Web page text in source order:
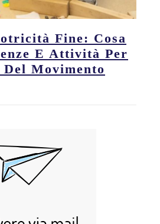
Fine: Cosa
E Attività Per
Movimento